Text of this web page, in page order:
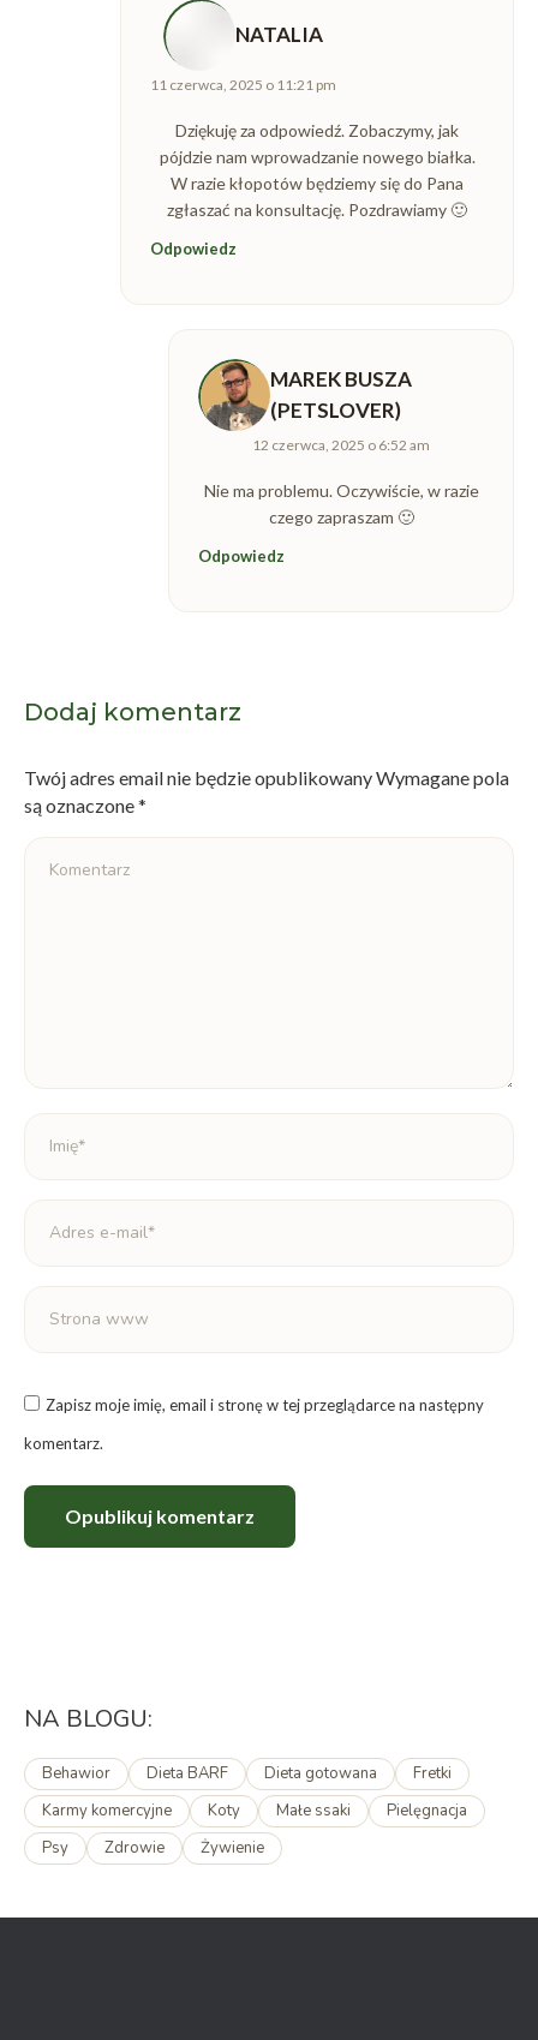
NATALIA
napisał(a):
11 czerwca, 2025 o 11:21 pm
Dziękuję za odpowiedź. Zobaczymy, jak
pójdzie nam wprowadzanie nowego białka.
W razie kłopotów będziemy się do Pana
zgłaszać na konsultację. Pozdrawiamy 🙂
Odpowiedz
MAREK BUSZA
(PETSLOVER)
napisał(a):
12 czerwca, 2025 o 6:52 am
Nie ma problemu. Oczywiście, w razie
czego zapraszam 🙂
Odpowiedz
Dodaj komentarz
Twój adres email nie będzie opublikowany Wymagane pola
są oznaczone*
Komentarz
Imię *
Adres e-mail *
Strona www
Zapisz moje imię, email i stronę w tej przeglądarce na następny
komentarz.
Opublikuj komentarz
NA BLOGU:
Behawior Dieta BARF Dieta gotowana
Fretki
Karmy komercyjne
Koty Małe ssaki
Pielęgnacja
Psy
Zdrowie Żywienie